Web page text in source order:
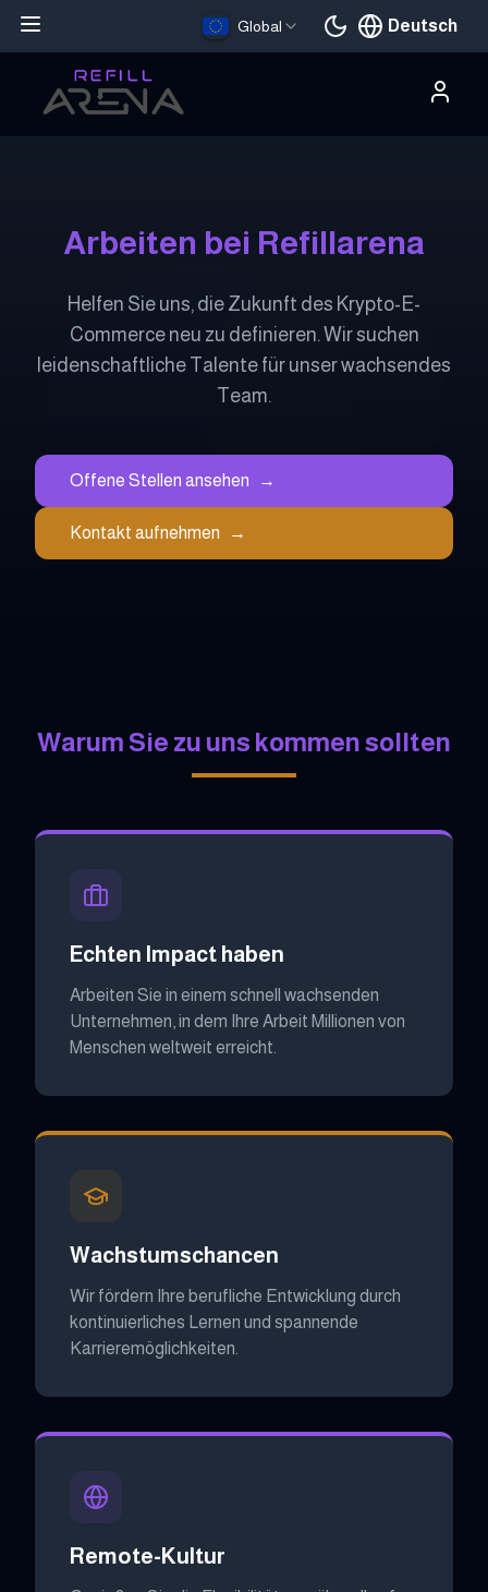
Global Deutsch
Aktuelle Sprache
Arbeiten bei Refillarena
Helfen Sie uns, die Zukunft des Krypto-E-
Commerce neu zu definieren. Wir suchen
leidenschaftliche Talente für unser wachsendes
Team.
Offene Stellen ansehen →
Kontakt aufnehmen →
Warum Sie zu uns kommen sollten
Echten Impact haben
Arbeiten Sie in einem schnell wachsenden
Unternehmen, in dem Ihre Arbeit Millionen von
Menschen weltweit erreicht.
Wachstumschancen
Wir fördern Ihre berufliche Entwicklung durch
kontinuierliches Lernen und spannende
Karrieremöglichkeiten.
Remote-Kultur